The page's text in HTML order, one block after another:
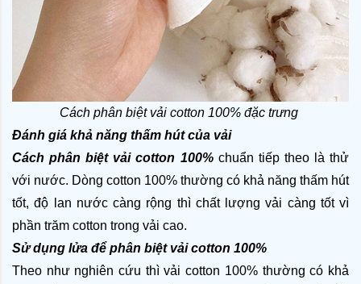
Cách phân biệt vải cotton 100% đặc trưng
Đánh giá khả năng thấm hút của vải
Cách phân biệt vải cotton 100% chuẩn tiếp theo là thử
với nước. Dòng cotton 100% thường có khả năng thấm hút
tốt, độ lan nước càng rộng thì chất lượng vải càng tốt vì
phần trăm cotton trong vải cao.
Sử dụng lửa để phân biệt vải cotton 100%
Theo như nghiên cứu thì vải cotton 100% thường có khả